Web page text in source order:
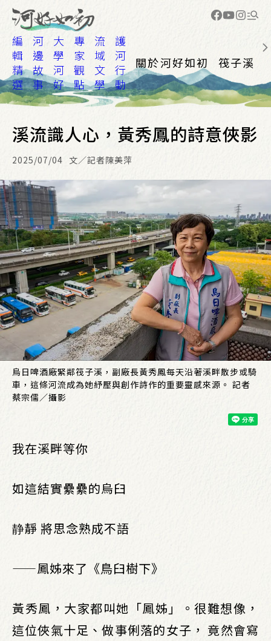
編
輯
精
選
河
邊
故
事
大
學
河
好
專
家
觀
點
流
域
文
學
護
河
行
動
關於河好如初 筏子溪
溪流識人心，黃秀鳳的詩意俠影
2025/07/04 文／記者陳美萍
烏日啤酒廠緊鄰筏子溪，副廠長黃秀鳳每天沿著溪畔散步或騎
車，這條河流成為她紓壓與創作詩作的重要靈感來源。 記者
蔡宗儒／攝影
我在溪畔等你
如這結實纍纍的烏臼
静靜 將思念熟成不語
——鳳姊來了《鳥臼樹下》
黃秀鳳，大家都叫她「鳳姊」。很難想像，
這位俠氣十足、做事俐落的女子， 竟然會寫